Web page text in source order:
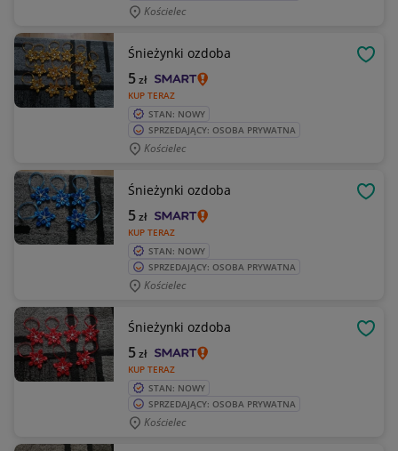
Kościelec
Śnieżynki ozdoba
KUP TERAZ
5zł
STAN: NOWY
SPRZEDAJĄCY: OSOBA PRYWATNA
Kościelec
Śnieżynki ozdoba
KUP TERAZ
5zł
STAN: NOWY
SPRZEDAJĄCY: OSOBA PRYWATNA
Kościelec
Śnieżynki ozdoba
KUP TERAZ
5zł
STAN: NOWY
SPRZEDAJĄCY: OSOBA PRYWATNA
Kościelec